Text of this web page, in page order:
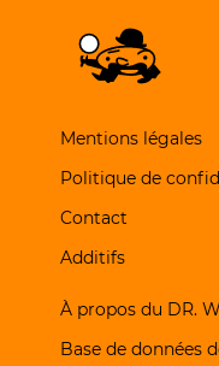
Mentions légales
Politique de
Contact
Additifs
À propos du DR.
Base de données